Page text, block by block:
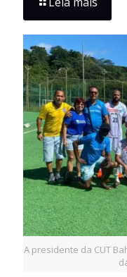
A presidente da CUT